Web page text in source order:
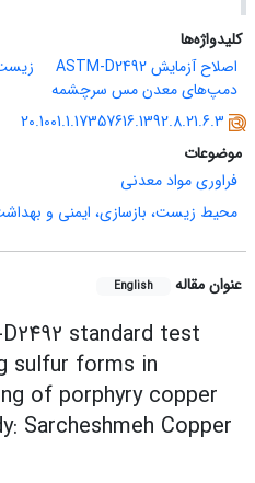
کلیدواژه‌ها
اصلاح آزمایش ASTM-D2492
دمپ‌های معدن مس سرچشمه
20.1001.1.17357616.1392.8.21.6.3
موضوعات
فراوری مواد معدنی
محیط زیست، بازسازی، ایمنی و
عنوان مقاله English
standard test
sulfur forms in
of porphyry copper
Sarcheshmeh Copper